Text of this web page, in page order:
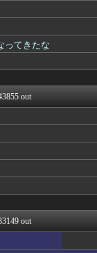
り道
速報
報！
・生活まとめ
ム+αブ...
(ﾉ∀`)
ってきたな
out
out